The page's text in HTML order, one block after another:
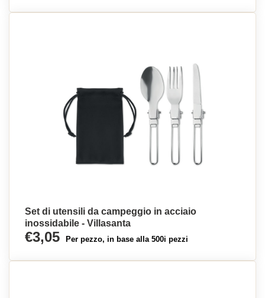
Set di utensili da campeggio in acciaio
inossidabile - Villasanta
€3,05 Per pezzo, in base alla 500i pezzi